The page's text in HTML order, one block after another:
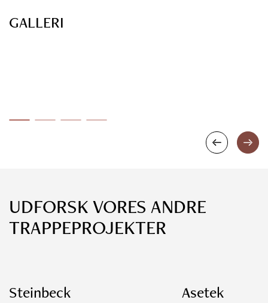
GALLERI
UDFORSK VORES ANDRE
TRAPPEPROJEKTER
Steinbeck Asetek